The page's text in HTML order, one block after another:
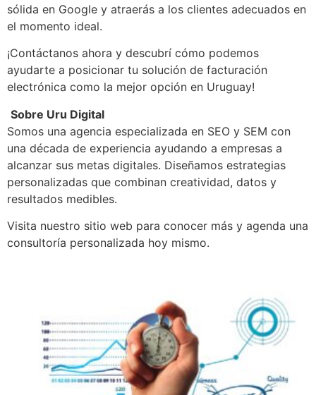
sólida en Google y atraerás a los clientes adecuados en
el momento ideal.
¡Contáctanos ahora y descubrí cómo podemos
ayudarte a posicionar tu solución de facturación
electrónica como la mejor opción en Uruguay!
Sobre Uru Digital
Somos una agencia especializada en SEO y SEM con
una década de experiencia ayudando a empresas a
alcanzar sus metas digitales. Diseñamos estrategias
personalizadas que combinan creatividad, datos y
resultados medibles.
Visita nuestro sitio web para conocer más y agenda una
consultoría personalizada hoy mismo.